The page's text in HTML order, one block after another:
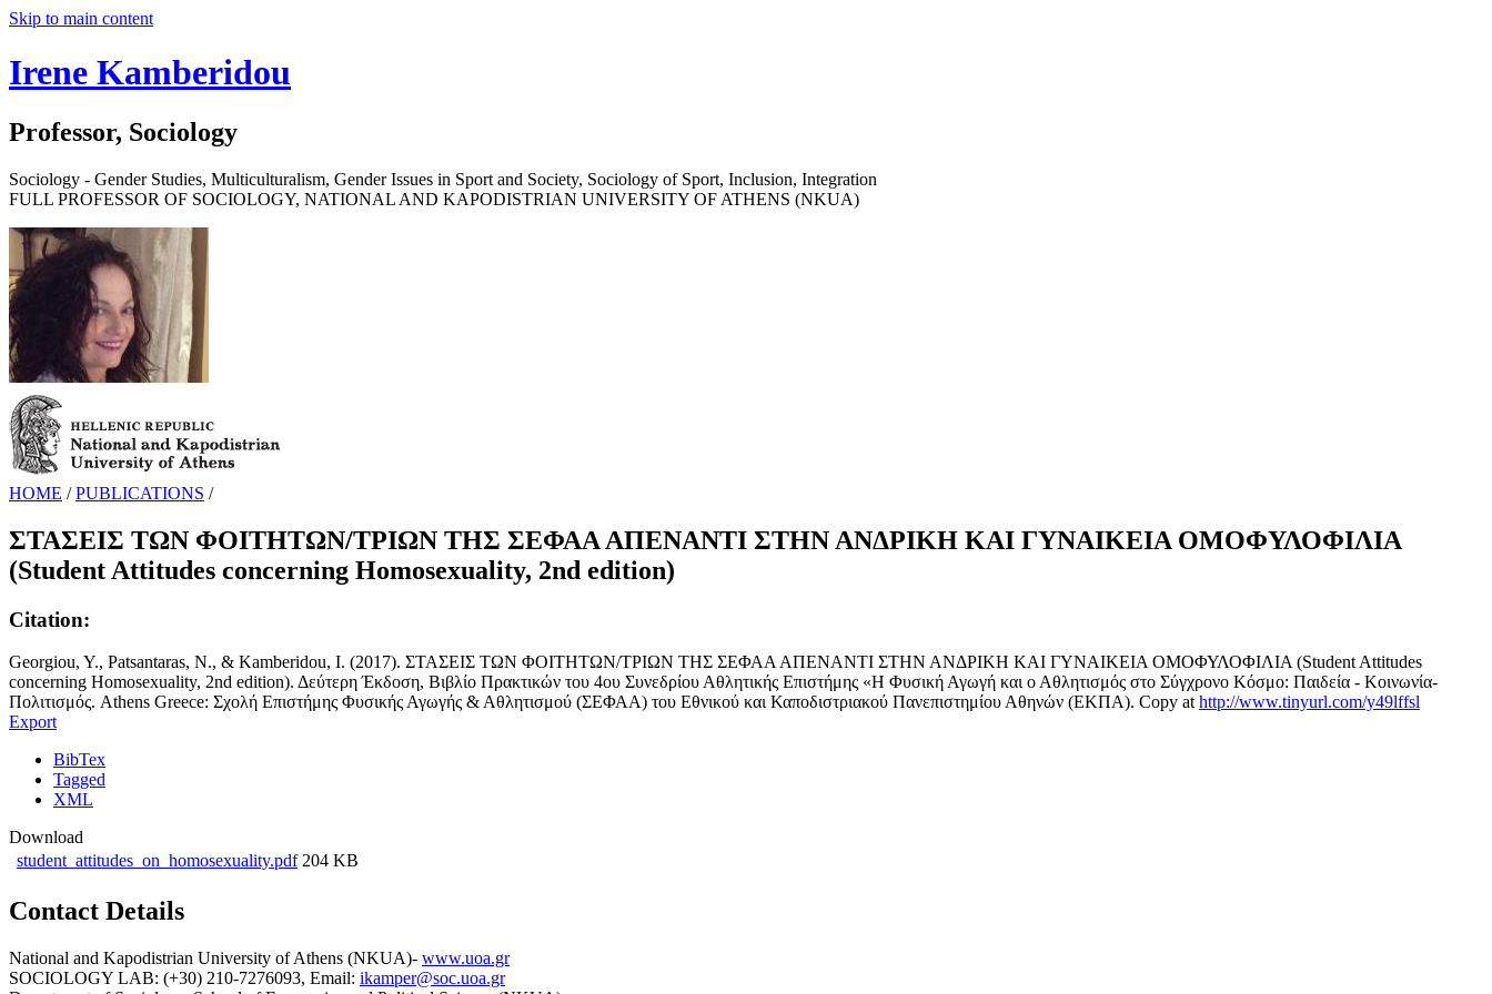
Skip to main content
Irene Kamberidou
Professor, Sociology
Sociology - Gender Studies, Multiculturalism, Gender Issues in Sport and Society, Sociology of Sport, Inclusion, Integration
FULL PROFESSOR OF SOCIOLOGY, NATIONAL AND KAPODISTRIAN UNIVERSITY OF ATHENS (NKUA)
HOME / PUBLICATIONS /
ΣΤΑΣΕΙΣ ΤΩΝ ΦΟΙΤΗΤΩΝ/ΤΡΙΩΝ ΤΗΣ ΣΕΦΑΑ ΑΠΕΝΑΝΤΙ ΣΤΗΝ ΑΝΔΡΙΚΗ ΚΑΙ ΓΥΝΑΙΚΕΙΑ ΟΜΟΦΥΛΟΦΙΛΙΑ
(Student Attitudes concerning Homosexuality, 2nd edition)
Citation:
Georgiou, Y., Patsantaras, N., & Kamberidou, I. (2017). ΣΤΑΣΕΙΣ ΤΩΝ ΦΟΙΤΗΤΩΝ/ΤΡΙΩΝ ΤΗΣ ΣΕΦΑΑ ΑΠΕΝΑΝΤΙ ΣΤΗΝ ΑΝΔΡΙΚΗ ΚΑΙ ΓΥΝΑΙΚΕΙΑ ΟΜΟΦΥΛΟΦΙΛΙΑ (Student Attitudes
concerning Homosexuality, 2nd edition). Δεύτερη Έκδοση, Βιβλίο Πρακτικών του 4ου Συνεδρίου Αθλητικής Επιστήμης «Η Φυσική Αγωγή και ο Αθλητισμός στο Σύγχρονο Κόσμο: Παιδεία - Κοινωνία-
Πολιτισμός. Athens Greece: Σχολή Επιστήμης Φυσικής Αγωγής & Αθλητισμού (ΣΕΦΑΑ) του Εθνικού και Καποδιστριακού Πανεπιστημίου Αθηνών (ΕΚΠΑ). Copy at http://www.tinyurl.com/y49lffsl
Export
BibTex
Tagged
XML
Download
student_attitudes_on_homosexuality.pdf 204 KB
Contact Details
National and Kapodistrian University of Athens (NKUA)- www.uoa.gr
SOCIOLOGY LAB: (+30) 210-7276093, Email: ikamper@soc.uoa.gr